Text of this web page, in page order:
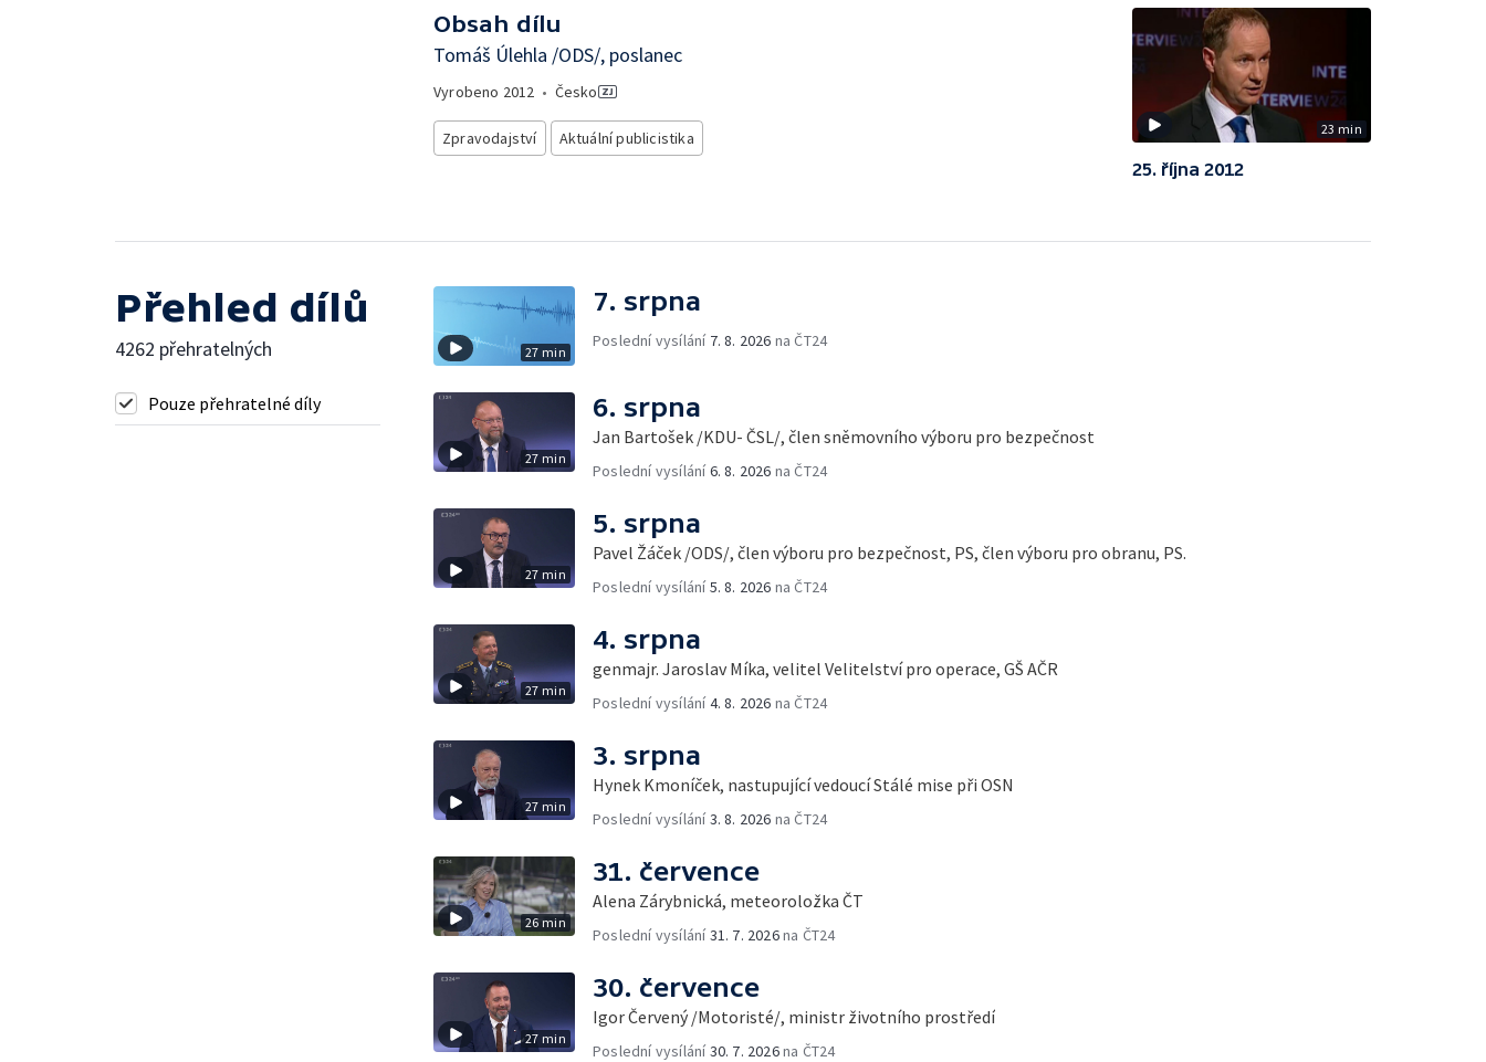
Obsah dílu
Tomáš Úlehla /ODS/, poslanec
Vyrobeno 2012 • Česko
Zpravodajství Aktuální publicistika 23 min
25. října 2012
Přehled dílů
4262 přehratelných
Pouze přehratelné díly
27 min
7. srpna
Poslední vysílání 7. 8. 2026 na ČT24
27 min
6. srpna
Jan Bartošek /KDU- ČSL/, člen sněmovního výboru pro bezpečnost
Poslední vysílání6. 8. 2026 na ČT24
27 min
5. srpna
Pavel Žáček /ODS/, člen výboru pro bezpečnost, PS, člen výboru pro obranu, PS.
Poslední vysílání5. 8. 2026 na ČT24
27 min
4. srpna
genmajr. Jaroslav Míka, velitel Velitelství pro operace, GŠ AČR
Poslední vysílání4. 8. 2026 na ČT24
27 min
3. srpna
Hynek Kmoníček, nastupující vedoucí Stálé mise při OSN
Poslední vysílání3. 8. 2026 na ČT24
26 min
31. července
Alena Zárybnická, meteoroložka ČT
Poslední vysílání31. 7. 2026na ČT24
27 min
30. července
Igor Červený /Motoristé/, ministr životního prostředí
Poslední vysílání30. 7. 2026na ČT24